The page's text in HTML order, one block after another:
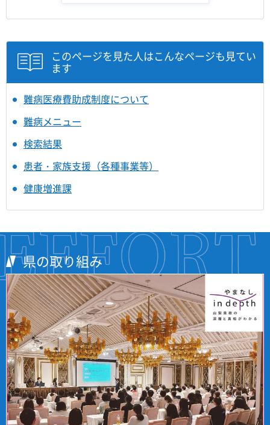
このページを見た人はこんなページも見てい
ます
難病医療費助成制度について
難病メニュー
検索結果
患者・家族支援（各種事業等）
健康増進課
県の取り組み